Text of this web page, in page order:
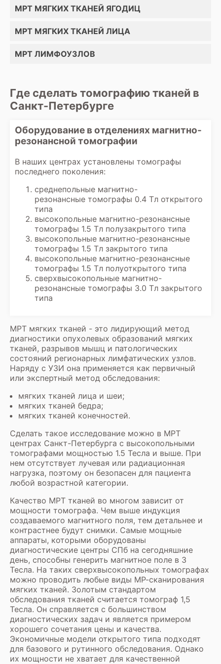
МРТ МЯГКИХ ТКАНЕЙ ЯГОДИЦ
МРТ МЯГКИХ ТКАНЕЙ ЛИЦА
МРТ ЛИМФОУЗЛОВ
Где сделать томографию тканей в
Санкт-Петербурге
Оборудование в отделениях магнитно-
резонансной томографии
В наших центрах установлены томографы
последнего поколения:
среднепольные магнитно-
резонансные томографы 0.4 Тл открытого
типа
высокопольные магнитно-резонансные
томографы 1.5 Тл полузакрытого типа
высокопольные магнитно-резонансные
томографы 1.5 Тл закрытого типа
высокопольные магнитно-резонансные
томографы 1.5 Тл полуоткрытого типа
сверхвысокопольные магнитно-
резонансные томографы 3.0 Тл закрытого
типа
МРТ мягких тканей - это лидирующий метод
диагностики опухолевых образований мягких
тканей, разрывов мышц и патологических
состояний регионарных лимфатических узлов.
Наряду с УЗИ она применяется как первичный
или экспертный метод обследования:
мягких тканей лица и шеи;
мягких тканей бедра;
мягких тканей конечностей.
Сделать такое исследование можно в МРТ
центрах Санкт-Петербурга с высокопольными
томографами мощностью 1.5 Тесла и выше. При
нем отсутствует лучевая или радиационная
нагрузка, поэтому он безопасен для пациента
любой возрастной категории.
Качество МРТ тканей во многом зависит от
мощности томографа. Чем выше индукция
создаваемого магнитного поля, тем детальнее и
контрастнее будут снимки. Самые мощные
аппараты, которыми оборудованы
диагностические центры СПб на сегодняшние
день, способны генерить магнитное поле в 3
Тесла. На таких сверхвысокопольных томографах
можно проводить любые виды МР-сканирования
мягких тканей. Золотым стандартом
обследования тканей считается томограф 1,5
Тесла. Он справляется с большинством
диагностических задач и является примером
хорошего сочетания цены и качества.
Экономичные модели открытого типа подходят
для базового и рутинного обследования. Однако
их мощности не хватает для качественной